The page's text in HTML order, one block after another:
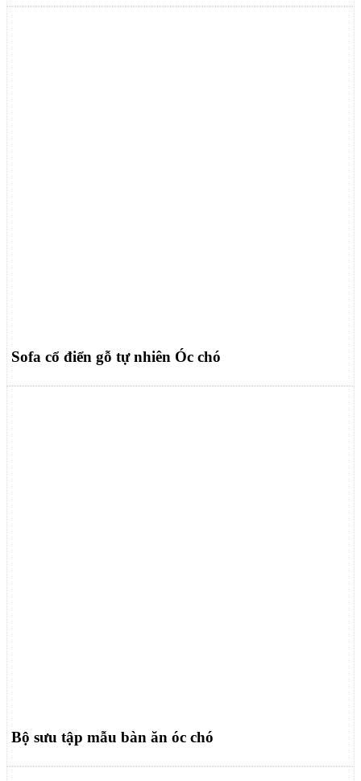
Sofa cổ điển gỗ tự nhiên Óc chó
Bộ sưu tập mẫu bàn ăn óc chó